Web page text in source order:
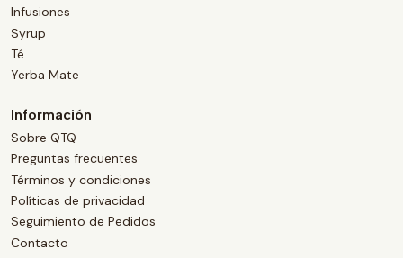
Infusiones
Syrup
Té
Yerba Mate
Información
Sobre QTQ
Preguntas frecuentes
Términos y condiciones
Políticas de privacidad
Seguimiento de Pedidos
Contacto